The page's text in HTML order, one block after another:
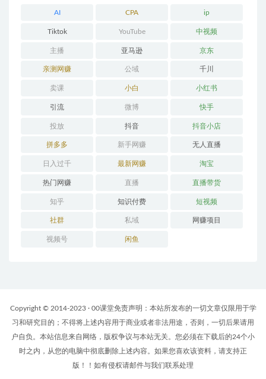
AI CPA ip
Tiktok YouTube 中视频
主播 亚马逊 京东
亲测网赚 公域 千川
卖课 小白 小红书
引流 微博 快手
投放 抖音 抖音小店
拼多多 新手网赚 无人直播
日入过千 最新网赚 淘宝
热门网赚 直播 直播带货
知乎 知识付费 短视频
社群 私域 网赚项目
视频号 闲鱼
Copyright © 2014-2023 · 00课堂免责声明：本站所发布的一切文章仅限用于学
习和研究目的；不得将上述内容用于商业或者非法用途，否则，一切后果请用
户自负。本站信息来自网络，版权争议与本站无关。您必须在下载后的24个小
时之内，从您的电脑中彻底删除上述内容。如果您喜欢该资料，请支持正
版！！如有侵权请邮件与我们联系处理